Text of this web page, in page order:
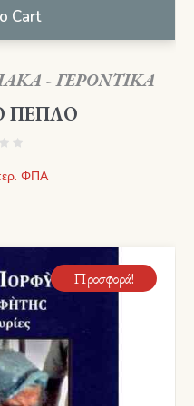
Cart
- ΓΕΡΟΝΤΙΚΑ
ΠΕΠΛΟ
ΦΠΑ
Προσφορά!